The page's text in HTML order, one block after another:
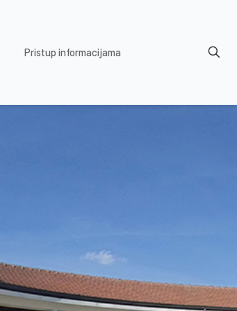
Pristup informacijama